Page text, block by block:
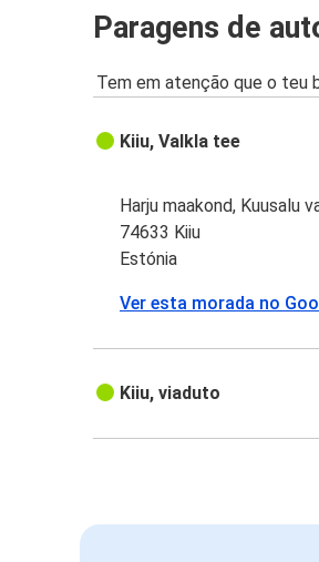
Paragens de
Tem em atenção que o teu
Kiiu, Valkla tee
Harju maakond, Kuusalu
74633 Kiiu
Estónia
Ver esta morada no
Kiiu, viaduto